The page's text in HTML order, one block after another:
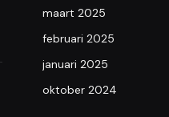
maart 2025
februari 2025
januari 2025
oktober 2024